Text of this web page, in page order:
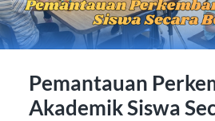
Pemantauan
Akademik Siswa